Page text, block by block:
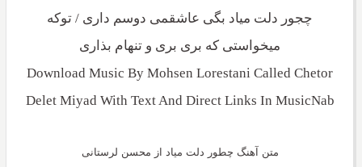
چجور دلت میاد بگی عاشقمی دوسم داری / توکه
میخواستی که بری بری و تنهام بذاری
Download Music By Mohsen Lorestani Called Chetor
Delet Miyad With Text And Direct Links In MusicNab
متن آهنگ چطور دلت میاد از محسن لرستانی